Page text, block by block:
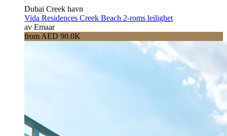
Dubai Creek havn
Vida Residences Creek Beach 2-roms leilighet
av Emaar
from AED 90.0K